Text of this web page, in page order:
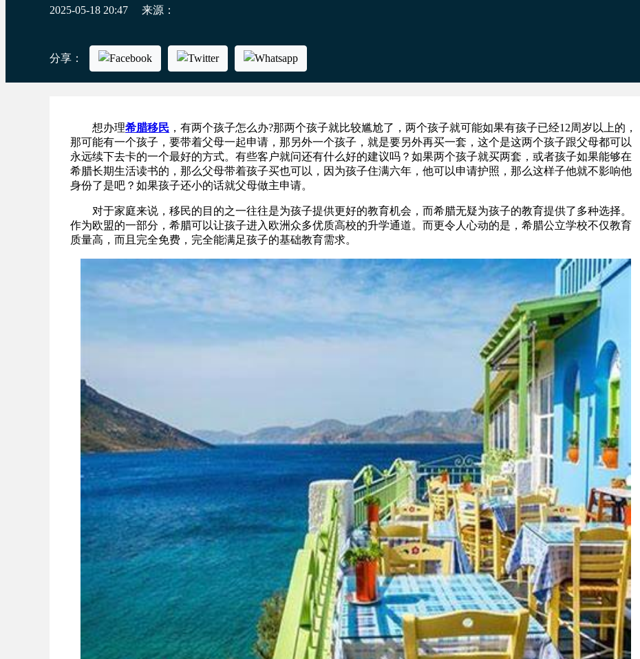
2025-05-18 20:47 来源：
分享：
想办理希腊移民 ，有两个孩子怎么办?那两个孩子就比较尴尬了，两个孩子就可能如果有孩子已经12周岁以上的，
那可能有一个孩子，要带着父母一起申请，那另外一个孩子，就是要另外再买一套，这个是这两个孩子跟父母都可以
永远续下去卡的一个最好的方式。有些客户就问还有什么好的建议吗？如果两个孩子就买两套，或者孩子如果能够在
希腊长期生活读书的，那么父母带着孩子买也可以，因为孩子住满六年，他可以申请护照，那么这样子他就不影响他
身份了是吧？如果孩子还小的话就父母做主申请。
对于家庭来说，移民的目的之一往往是为孩子提供更好的教育机会，而希腊无疑为孩子的教育提供了多种选择。
作为欧盟的一部分，希腊可以让孩子进入欧洲众多优质高校的升学通道。而更令人心动的是，希腊公立学校不仅教育
质量高，而且完全免费，完全能满足孩子的基础教育需求。